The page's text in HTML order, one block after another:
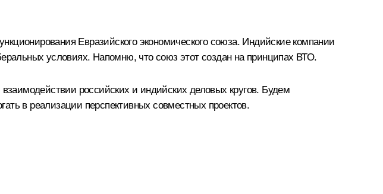
Евразийского экономического союза. Индийские компании
условиях. Напомню, что союз этот создан на принципах ВТО.
российских и индийских деловых кругов. Будем
в реализации перспективных совместных проектов.